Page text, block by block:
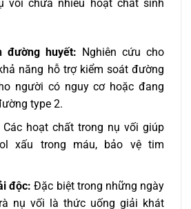
vối chứa nhiều hoạt chất sinh
đường huyết: Nghiên cứu cho
năng hỗ trợ kiểm soát đường
người có nguy cơ hoặc đang
type 2.
Các hoạt chất trong nụ vối giúp
xấu trong máu, bảo vệ tim
độc: Đặc biệt trong những ngày
nụ vối là thức uống giải khát